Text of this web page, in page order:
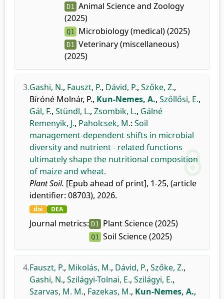
D1 Animal Science and Zoology
(2025)
Q1 Microbiology (medical) (2025)
D1 Veterinary (miscellaneous)
(2025)
3.Gashi, N., Fauszt, P., Dávid, P., Szőke, Z.,
Bíróné Molnár, P., Kun-Nemes, A., Szőllősi, E.,
Gál, F., Stündl, L., Zsombik, L., Gálné
Remenyik, J., Paholcsek, M.: Soil
management-dependent shifts in microbial
diversity and nutrient - related functions
ultimately shape the nutritional composition
of maize and wheat.
Plant Soil. [Epub ahead of print], 1-25, (article
identifier: 08703), 2026.
doi DEA
Journal metrics: D1 Plant Science (2025)
Q1 Soil Science (2025)
4.Fauszt, P., Mikolás, M., Dávid, P., Szőke, Z.,
Gashi, N., Szilágyi-Tolnai, E., Szilágyi, E.,
Szarvas, M. M., Fazekas, M., Kun-Nemes, A.,